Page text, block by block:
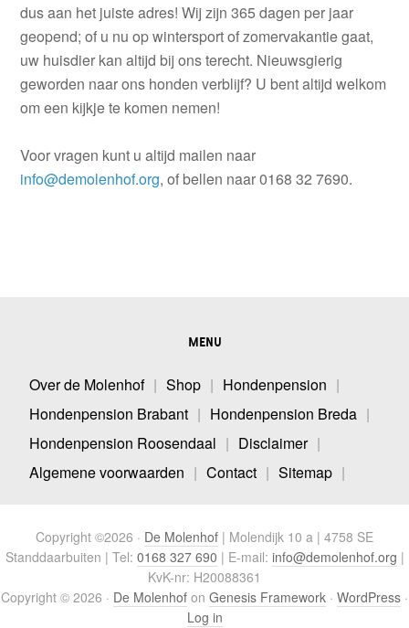
dus aan het juiste adres! Wij zijn 365 dagen per jaar
geopend; of u nu op wintersport of zomervakantie gaat,
uw huisdier kan altijd bij ons terecht. Nieuwsgierig
geworden naar ons honden verblijf? U bent altijd welkom
om een kijkje te komen nemen!
Voor vragen kunt u altijd mailen naar
info@demolenhof.org, of bellen naar 0168 32 7690.
MENU
Over de Molenhof Shop
Hondenpension
Hondenpension Brabant
Hondenpension Breda
Hondenpension Roosendaal
Disclaimer
Algemene voorwaarden
Contact Sitemap
Copyright ©2026 · De Molenhof | Molendijk 10 a | 4758 SE
Standdaarbuiten | Tel: 0168 327 690 | E-mail: info@demolenhof.org |
KvK-nr: H20088361
Copyright © 2026 · De Molenhof on Genesis Framework · WordPress ·
Log in